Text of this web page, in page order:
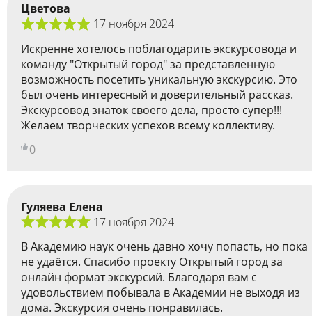
Цветова
17 ноября 2024
Искренне хотелось поблагодарить экскурсовода и
команду "Открытый город" за представленную
возможность посетить уникальную экскурсию. Это
был очень интересный и доверительный рассказ.
Экскурсовод знаток своего дела, просто супер!!!
Желаем творческих успехов всему коллективу.
0
Гуляева Елена
17 ноября 2024
В Академию наук очень давно хочу попасть, но пока
не удаётся. Спасибо проекту Открытый город за
онлайн формат экскурсий. Благодаря вам с
удовольствием побывала в Академии не выходя из
дома. Экскурсия очень понравилась.